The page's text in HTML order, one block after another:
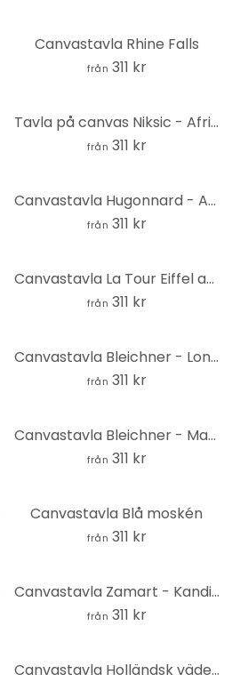
Canvastavla Rhine Falls
från 311 kr
Tavla på canvas Niksic - Afrikas konst 02
från 311 kr
Canvastavla Hugonnard - Antik trädörr
från 311 kr
Canvastavla La Tour Eiffel akvarell
från 311 kr
Canvastavla Bleichner - Londons skyline
från 311 kr
Canvastavla Bleichner - Manhattans skyline - Akvarell
från 311 kr
Canvastavla Blå moskén
från 311 kr
Canvastavla Zamart - Kandinsky möter Paris Eiffeltornet
från 311 kr
Canvastavla Holländsk väderkvarn